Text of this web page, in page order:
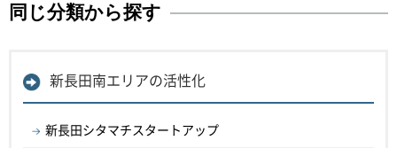
同じ分類から探す
新長田南エリアの活性化
新長田シタマチスタートアップ